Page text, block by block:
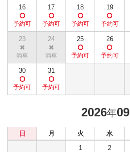
16 17 18 19
23 24 25 26
30 31
2026年09
日 月 火 水
1
2